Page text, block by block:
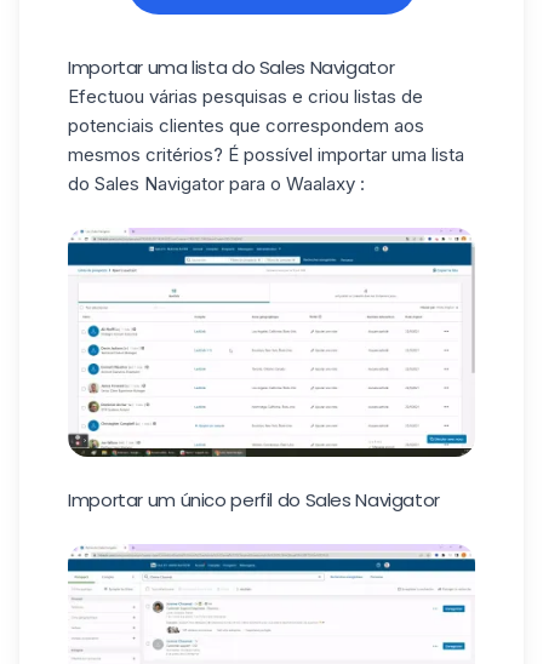
Importar uma lista do Sales Navigator
Efectuou várias pesquisas e criou listas de
potenciais clientes que correspondem aos
mesmos critérios? É possível importar uma lista
do Sales Navigator para o Waalaxy :
Importar um único perfil do Sales Navigator